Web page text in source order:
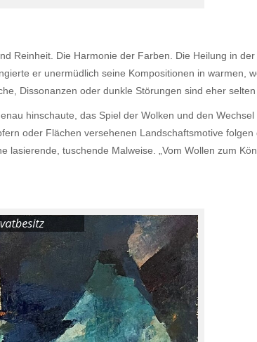
Reinheit. Die Harmonie der Farben. Die Heilung in
er unermüdlich seine Kompositionen in warmen,
Dissonanzen oder dunkle Störungen sind eher selten
hinschaute, das Spiel der Wolken und den
oder Flächen versehenen Landschaftsmotive folgen
tuschende Malweise. „Vom Wollen zum